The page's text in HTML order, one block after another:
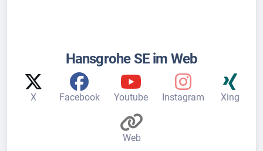
Hansgrohe SE im Web
X Facebook Youtube Instagram Xing
Web